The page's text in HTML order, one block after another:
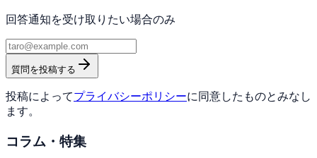
回答通知を受け取りたい場合のみ
質問を投稿する
投稿によってプライバシーポリシーに同意したものとみなし
ます。
コラム・特集